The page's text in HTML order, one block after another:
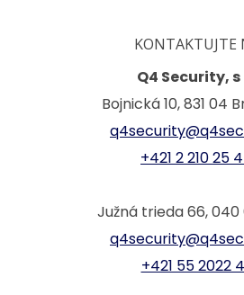
KONTAKTUJTE
Q4 Security, s
Bojnická 10, 831 04
+421 2 210 25
Južná trieda 66, 040
+421 55 2022